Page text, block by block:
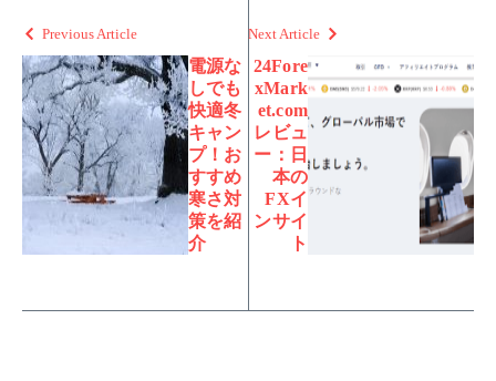
Previous Article
電源な
しでも
快適冬
キャン
プ！お
すすめ
寒さ対
策を紹
介
Next Article
24Fore
xMark
et.com
レビュ
ー：日
本の
FXイ
ンサイ
ト